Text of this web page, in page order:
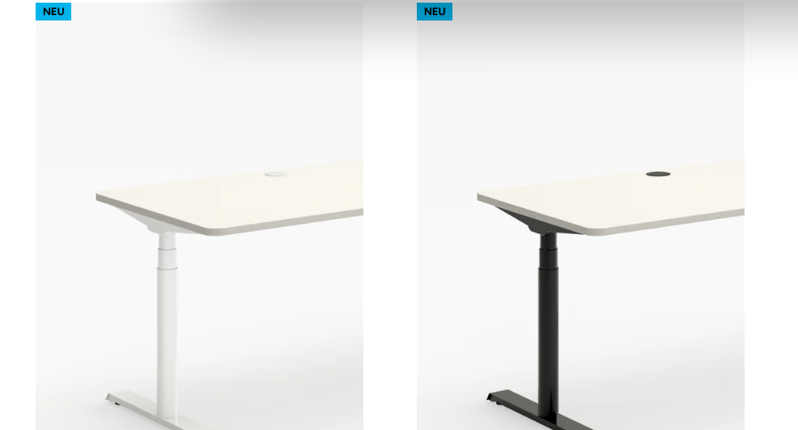
s62 prime – Gestell Weiß (glatt)
NEU s62 prime – Gestell Schwarz (glatt)
NEU